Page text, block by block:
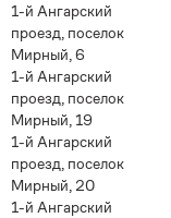
1-й Ангарский
проезд, поселок
Мирный, 6
1-й Ангарский
проезд, поселок
Мирный, 19
1-й Ангарский
проезд, поселок
Мирный, 20
1-й Ангарский